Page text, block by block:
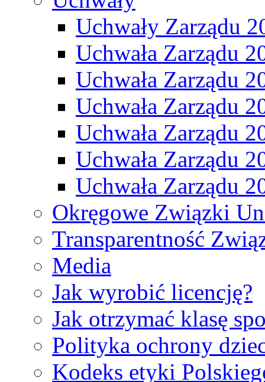
Uchwały Zarządu
Uchwała Zarządu
Uchwała Zarządu
Uchwała Zarządu
Uchwała Zarządu
Uchwała Zarządu
Uchwała Zarządu
Okręgowe Związki
Transparentność
Media
Jak wyrobić licencję?
Jak otrzymać klasę
Polityka ochrony
Kodeks etyki